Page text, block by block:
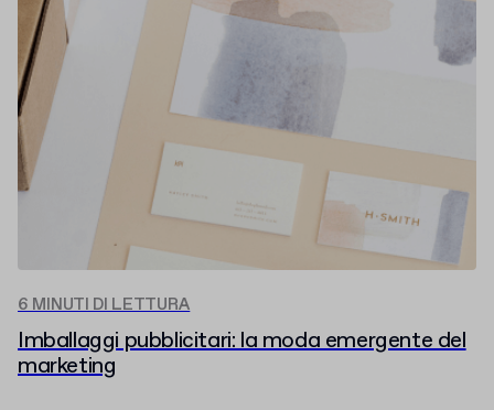
6 MINUTI DI LETTURA
Imballaggi pubblicitari: la moda emergente del
marketing